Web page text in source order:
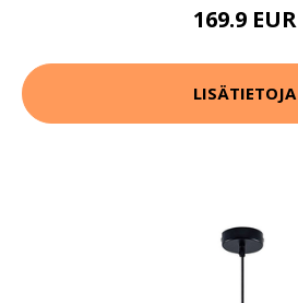
169.9 EUR
LISÄTIETOJA